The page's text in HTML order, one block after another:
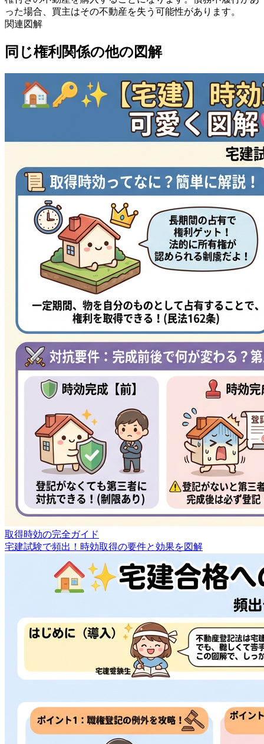
った場合、買主はその不動産を失う可能性があります。
関連図解
同じ権利関係の他の図解
取得時効の完全ガイド
宅建試験で頻出！時効取得の要件と効果を図解